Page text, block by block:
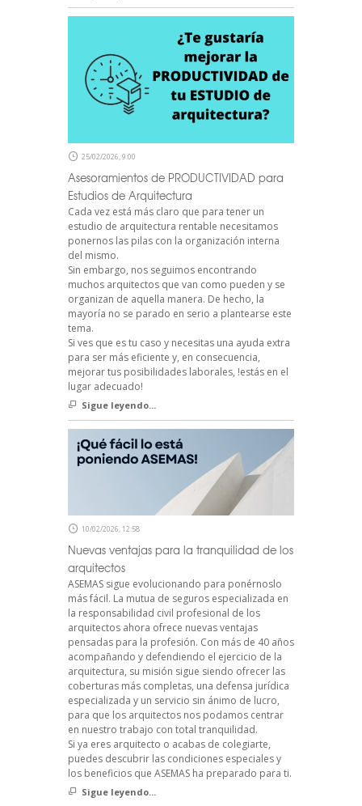
25/02/2026, 9:00
Asesoramientos de PRODUCTIVIDAD para
Estudios de Arquitectura
Cada vez está más claro que para tener un
estudio de arquitectura rentable necesitamos
ponernos las pilas con la organización interna
del mismo.
Sin embargo, nos seguimos encontrando
muchos arquitectos que van como pueden y se
organizan de aquella manera. De hecho, la
mayoría no se parado en serio a plantearse este
tema.
Si ves que es tu caso y necesitas una ayuda extra
para ser más eficiente y, en consecuencia,
mejorar tus posibilidades laborales, !estás en el
lugar adecuado!
Sigue leyendo...
10/02/2026, 12:58
Nuevas ventajas para la tranquilidad de los
arquitectos
ASEMAS sigue evolucionando para ponérnoslo
más fácil. La mutua de seguros especializada en
la responsabilidad civil profesional de los
arquitectos ahora ofrece nuevas ventajas
pensadas para la profesión. Con más de 40 años
acompañando y defendiendo el ejercicio de la
arquitectura, su misión sigue siendo ofrecer las
coberturas más completas, una defensa jurídica
especializada y un servicio sin ánimo de lucro,
para que los arquitectos nos podamos centrar
en nuestro trabajo con total tranquilidad.
Si ya eres arquitecto o acabas de colegiarte,
puedes descubrir las condiciones especiales y
los beneficios que ASEMAS ha preparado para ti.
Sigue leyendo...